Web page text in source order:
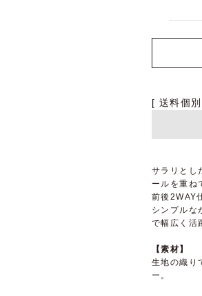
送料個別
サラリとし
ールを重ね
前後2WAY
シンプルな
で幅広く活
【素材】
生地の織り
ー。